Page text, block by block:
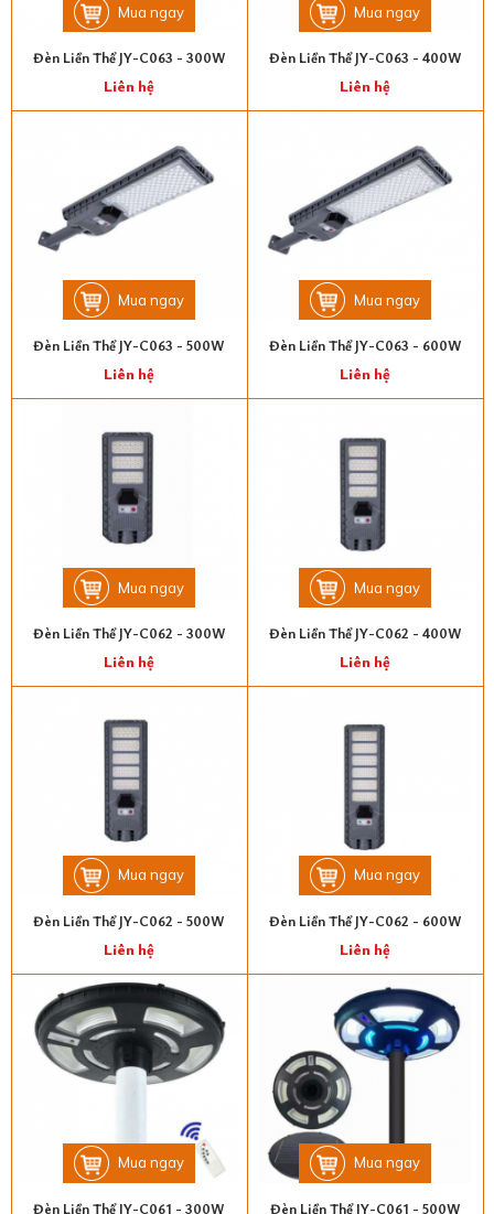
Mua ngay
Đèn Liền Thể JY-C063 - 300W
Liên hệ
Mua ngay
Đèn Liền Thể JY-C063 - 400W
Liên hệ
Mua ngay
Đèn Liền Thể JY-C063 - 500W
Liên hệ
Mua ngay
Đèn Liền Thể JY-C063 - 600W
Liên hệ
Mua ngay
Đèn Liền Thể JY-C062 - 300W
Liên hệ
Mua ngay
Đèn Liền Thể JY-C062 - 400W
Liên hệ
Mua ngay
Đèn Liền Thể JY-C062 - 500W
Liên hệ
Mua ngay
Đèn Liền Thể JY-C062 - 600W
Liên hệ
Mua ngay
Đèn Liền Thể JY-C061 - 300W
Mua ngay
Đèn Liền Thể JY-C061 - 500W